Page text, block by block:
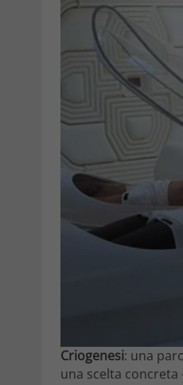
Criogenesi: una
una scelta